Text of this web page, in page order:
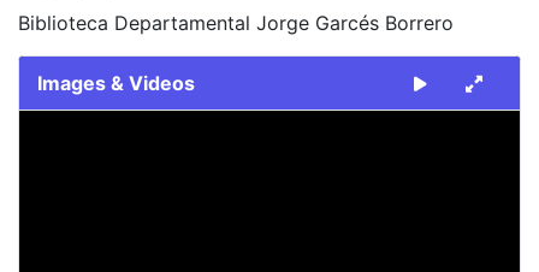
Biblioteca Departamental Jorge Garcés Borrero
Images & Videos